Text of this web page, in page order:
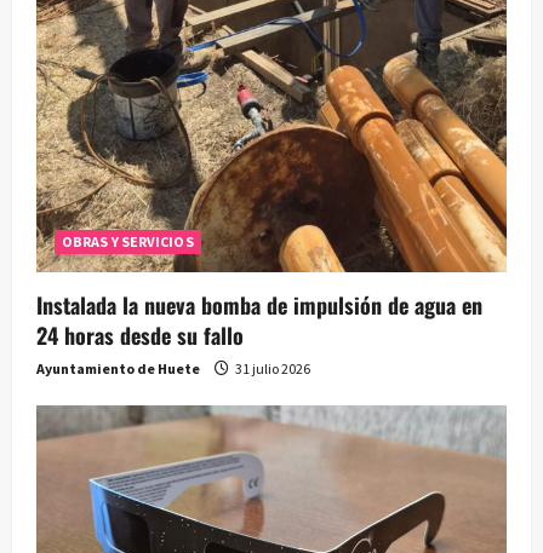
OBRAS Y SERVICIOS
Instalada la nueva bomba de impulsión de agua en
24 horas desde su fallo
Ayuntamiento de Huete 31 julio 2026